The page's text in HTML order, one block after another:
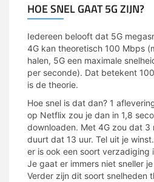
HOE SNEL GAAT 5G ZIJN?
Iedereen belooft dat 5G
4G kan theoretisch 100 Mbps
halen, 5G een maximale
per seconde). Dat betekent
is de theorie.
Hoe snel is dat dan? 1
op Netflix zou je dan in 1,8
downloaden. Met 4G zou dat 3
duurt dat 13 uur. Tel uit je
er is ook een soort verzadiging
Je gaat er immers niet sneller
Verder zijn dit soort snelheden